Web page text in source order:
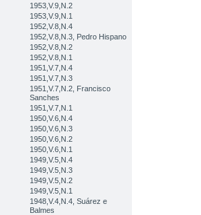
1953,V.9,N.2
1953,V.9,N.1
1952,V.8,N.4
1952,V.8,N.3, Pedro Hispano
1952,V.8,N.2
1952,V.8,N.1
1951,V.7,N.4
1951,V.7,N.3
1951,V.7,N.2, Francisco
Sanches
1951,V.7,N.1
1950,V.6,N.4
1950,V.6,N.3
1950,V.6,N.2
1950,V.6,N.1
1949,V.5,N.4
1949,V.5,N.3
1949,V.5,N.2
1949,V.5,N.1
1948,V.4,N.4, Suárez e
Balmes